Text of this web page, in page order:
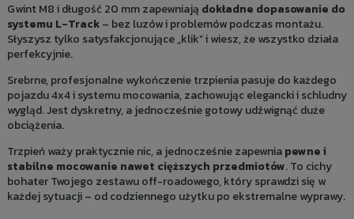
Gwint M8 i długość 20 mm zapewniają dokładne dopasowanie do
systemu L-Track– bez luzów i problemów podczas montażu.
Słyszysz tylko satysfakcjonujące „klik” i wiesz, że wszystko działa
perfekcyjnie.
Srebrne, profesjonalne wykończenie trzpienia pasuje do każdego
pojazdu 4x4 i systemu mocowania, zachowując elegancki i schludny
wygląd. Jest dyskretny, a jednocześnie gotowy udźwignąć duże
obciążenia.
Trzpień waży praktycznie nic, a jednocześnie zapewniapewne i
stabilne mocowanie nawet cięższych przedmiotów. To cichy
bohater Twojego zestawu off-roadowego, który sprawdzi się w
każdej sytuacji – od codziennego użytku po ekstremalne wyprawy.